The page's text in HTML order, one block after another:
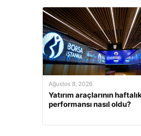
Ağustos 8, 2026
Yatırım araçlarının
performansı nasıl oldu?